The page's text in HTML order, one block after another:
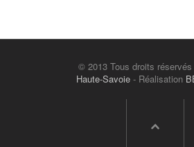
© 2013 Tous droits réservés
Haute-Savoie - Réalisation